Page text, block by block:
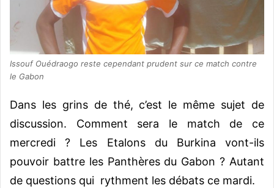
Issouf Ouédraogo reste cependant prudent sur ce match contre
le Gabon
Dans les grins de thé, c’est le même sujet de
discussion. Comment sera le match de ce
mercredi ? Les Etalons du Burkina vont-ils
pouvoir battre les Panthères du Gabon ? Autant
de questions qui rythment les débats ce mardi.